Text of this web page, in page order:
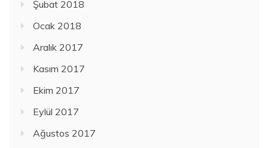
Şubat 2018
Ocak 2018
Aralık 2017
Kasım 2017
Ekim 2017
Eylül 2017
Ağustos 2017